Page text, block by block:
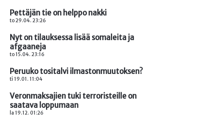
Pettäjän tie on helppo nakki
to 29.04. 23:26
Nyt on tilauksessa lisää somaleita ja
afgaaneja
to 15.04. 23:16
Peruuko tositalvi ilmastonmuutoksen?
ti 19.01. 11:04
Veronmaksajien tuki terroristeille on
saatava loppumaan
la 19.12. 01:26